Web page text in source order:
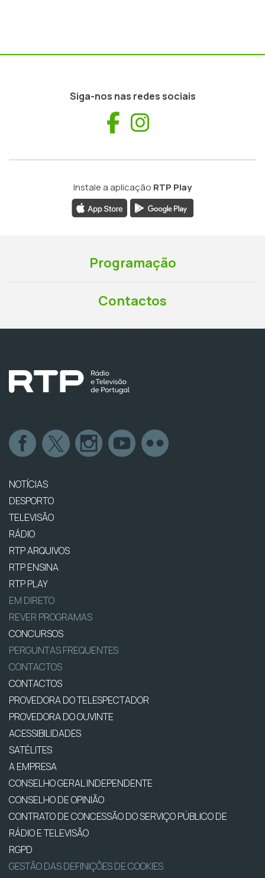
Siga-nos nas redes sociais
Facebook
Instale a aplicação RTP Play
Programação
Contactos
NOTÍCIAS
DESPORTO
TELEVISÃO
RÁDIO
RTP ARQUIVOS
RTP ENSINA
RTP PLAY
EM DIRETO
REVER PROGRAMAS
CONCURSOS
PERGUNTAS FREQUENTES
CONTACTOS
CONTACTOS
PROVEDORA DO TELESPECTADOR
PROVEDORA DO OUVINTE
ACESSIBILIDADES
SATÉLITES
A EMPRESA
CONSELHO GERAL INDEPENDENTE
CONSELHO DE OPINIÃO
CONTRATO DE CONCESSÃO DO SERVIÇO PÚBLICO DE
RÁDIO E TELEVISÃO
RGPD
GESTÃO DAS DEFINIÇÕES DE COOKIES